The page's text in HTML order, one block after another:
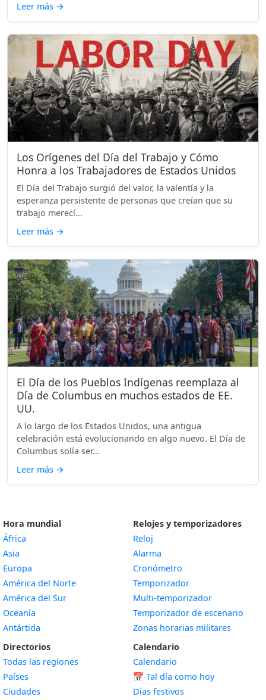
Leer más →
Los Orígenes del Día del Trabajo y Cómo
Honra a los Trabajadores de Estados Unidos
El Día del Trabajo surgió del valor, la valentía y la
esperanza persistente de personas que creían que su
trabajo merecí...
Leer más →
El Día de los Pueblos Indígenas reemplaza al
Día de Columbus en muchos estados de EE.
UU.
A lo largo de los Estados Unidos, una antigua
celebración está evolucionando en algo nuevo. El Día de
Columbus solía ser...
Leer más →
Hora mundial
África
Asia
Europa
América del Norte
América del Sur
Oceanía
Antártida
Directorios
Todas las regiones
Países
Ciudades
Relojes y temporizadores
Reloj
Alarma
Cronómetro
Temporizador
Multi-temporizador
Temporizador de escenario
Zonas horarias militares
Calendario
Calendario
📅 Tal día como hoy
Días festivos